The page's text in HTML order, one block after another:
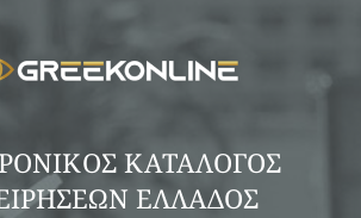
ΚΑΤΑΛΟΓΟΣ
ΕΛΛΑΔΟΣ